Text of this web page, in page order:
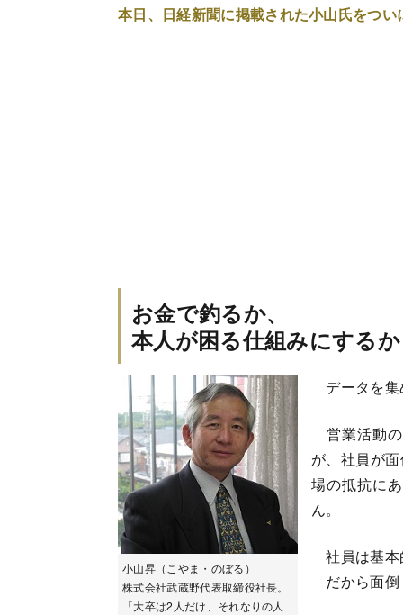
本日、日経新聞に掲載された小山氏をつ
お金で釣るか、
本人が困る仕組みにするか
小山昇（こやま・のぼる）
株式会社武蔵野代表取締役社長。
「大卒は2人だけ、それなりの人
データを集
営業活動
が、社員が
場の抵抗に
ん。
社員は基本
だから面倒